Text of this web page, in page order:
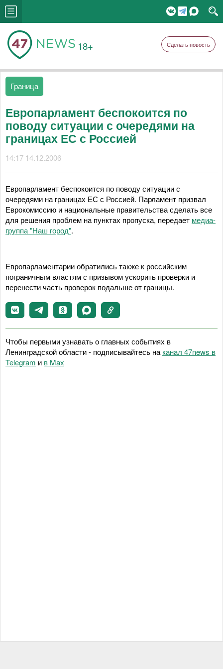
18+ Сделать новость
Граница
Европарламент беспокоится по
поводу ситуации с очередями на
границах ЕС с Россией
14:17 14.12.2006
Европарламент беспокоится по поводу ситуации с
очередями на границах ЕС с Россией. Парламент призвал
Еврокомиссию и национальные правительства сделать все
для решения проблем на пунктах пропуска, передает медиа-
группа "Наш город".
Европарламентарии обратились также к российским
пограничным властям с призывом ускорить проверки и
перенести часть проверок подальше от границы.
Чтобы первыми узнавать о главных событиях в
Ленинградской области - подписывайтесь на канал 47news в
Telegram и в Maх